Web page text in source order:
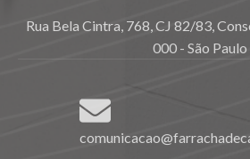
Rua Bela Cintra, 768, CJ 82/83,
000 - São Paulo